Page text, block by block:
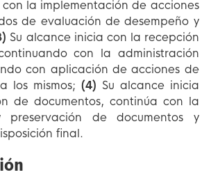
la implementación de acciones
de evaluación de desempeño y
Su alcance inicia con la recepción
con la administración
con aplicación de acciones de
los mismos; (4) Su alcance inicia
de documentos, continúa con la
preservación de documentos y
final.